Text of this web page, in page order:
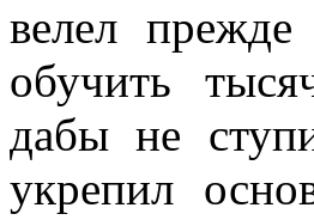
велел
обучить
дабы не
укрепил